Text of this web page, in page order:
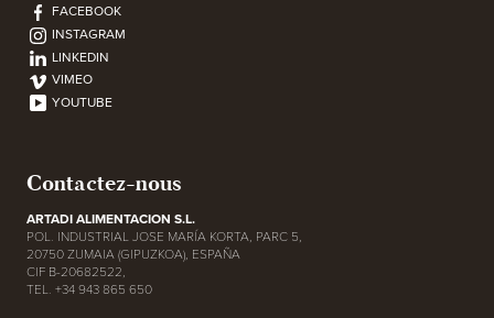
FACEBOOK
INSTAGRAM
LINKEDIN
VIMEO
YOUTUBE
Contactez-nous
ARTADI ALIMENTACION S.L.
POL. INDUSTRIAL JOSE MARÍA KORTA, PARC 5,
20750 ZUMAIA (GIPUZKOA), ESPAÑA
CIF B-20682522,
TEL. +34 943 865 650